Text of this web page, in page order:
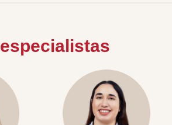
especialistas